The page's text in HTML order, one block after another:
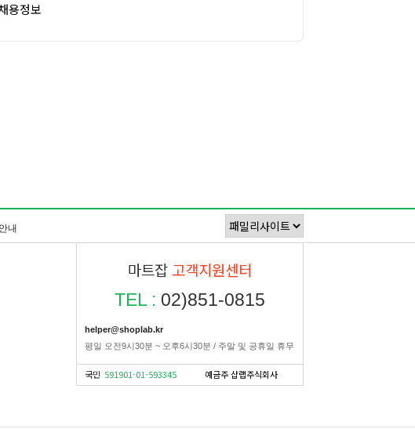
용정보
내
마트잡 고객지원센터
TEL : 02)851-0815
helper@shoplab.kr
평일 오전9시30분 ~ 오후6시30분 / 주말 및 공휴일 휴무
국민 591901-01-593345 예금주 샵랩주식회사